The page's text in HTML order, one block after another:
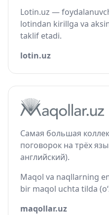
Lotin.uz —
lotindan kirillga va
taklif etadi.
lotin.uz
Самая большая
поговорок на трёх
английский).
Maqol va naqllarning
bir maqol uchta tilda
maqollar.uz